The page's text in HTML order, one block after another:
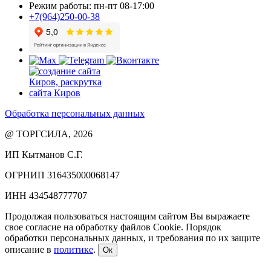
Режим работы: пн-пт 08-17:00
+7(964)250-00-38
Обработка персональных данных
@ ТОРГСИЛА, 2026
ИП Кытманов С.Г.
ОГРНИП 316435000068147
ИНН 434548777707
Продолжая пользоваться настоящим сайтом Вы выражаете
свое согласие на обработку файлов Cookie. Порядок
обработки персональных данных, и требования по их защите
описание в политике. Ок